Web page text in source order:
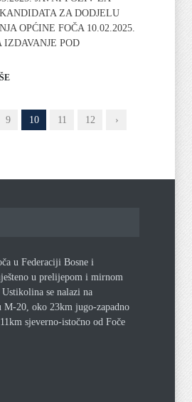
ZA DODJELU
OPĆINE FOČA 10.02.2025.
POD
9 10 11 12
›
u Federaciji Bosne i
u prelijepom i mirnom
se nalazi na
M-20, oko 23km jugo-zapadno
sjeverno-istočno od Foče